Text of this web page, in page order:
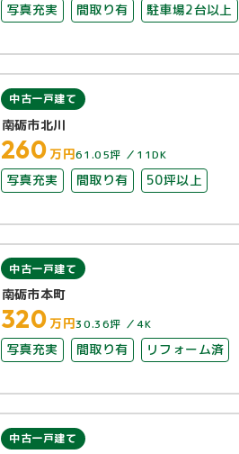
写真充実 間取り有 駐車場2台以上
中古一戸建て
南砺市北川
260万円61.05坪 11DK
写真充実 間取り有 50坪以上
中古一戸建て
南砺市本町
320万円30.36坪 4K
写真充実 間取り有 リフォーム済
中古一戸建て